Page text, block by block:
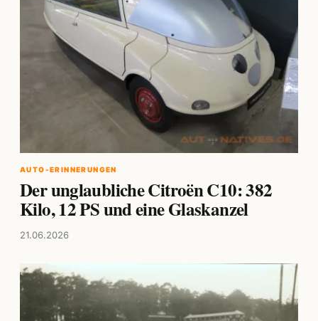
AUTO-ERINNERUNGEN
Der unglaubliche Citroën C10: 382
Kilo, 12 PS und eine Glaskanzel
21.06.2026